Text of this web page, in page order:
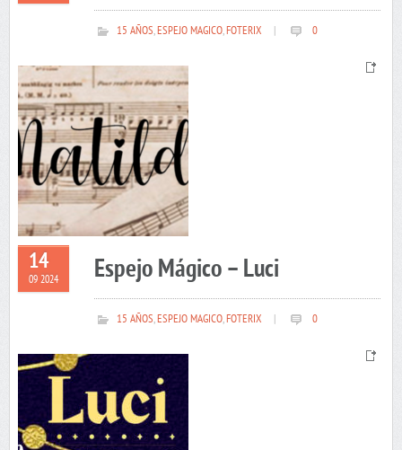
15 AÑOS,ESPEJO MAGICO,FOTERIX 0
14
09 2024 Espejo Mágico – Luci
15 AÑOS,ESPEJO MAGICO,FOTERIX 0